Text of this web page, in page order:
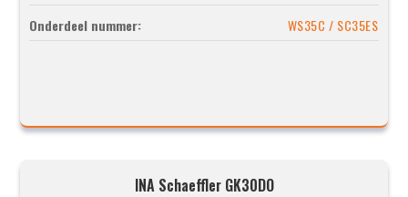
Onderdeel nummer:
WS35C / SC35ES
INA Schaeffler GK30DO